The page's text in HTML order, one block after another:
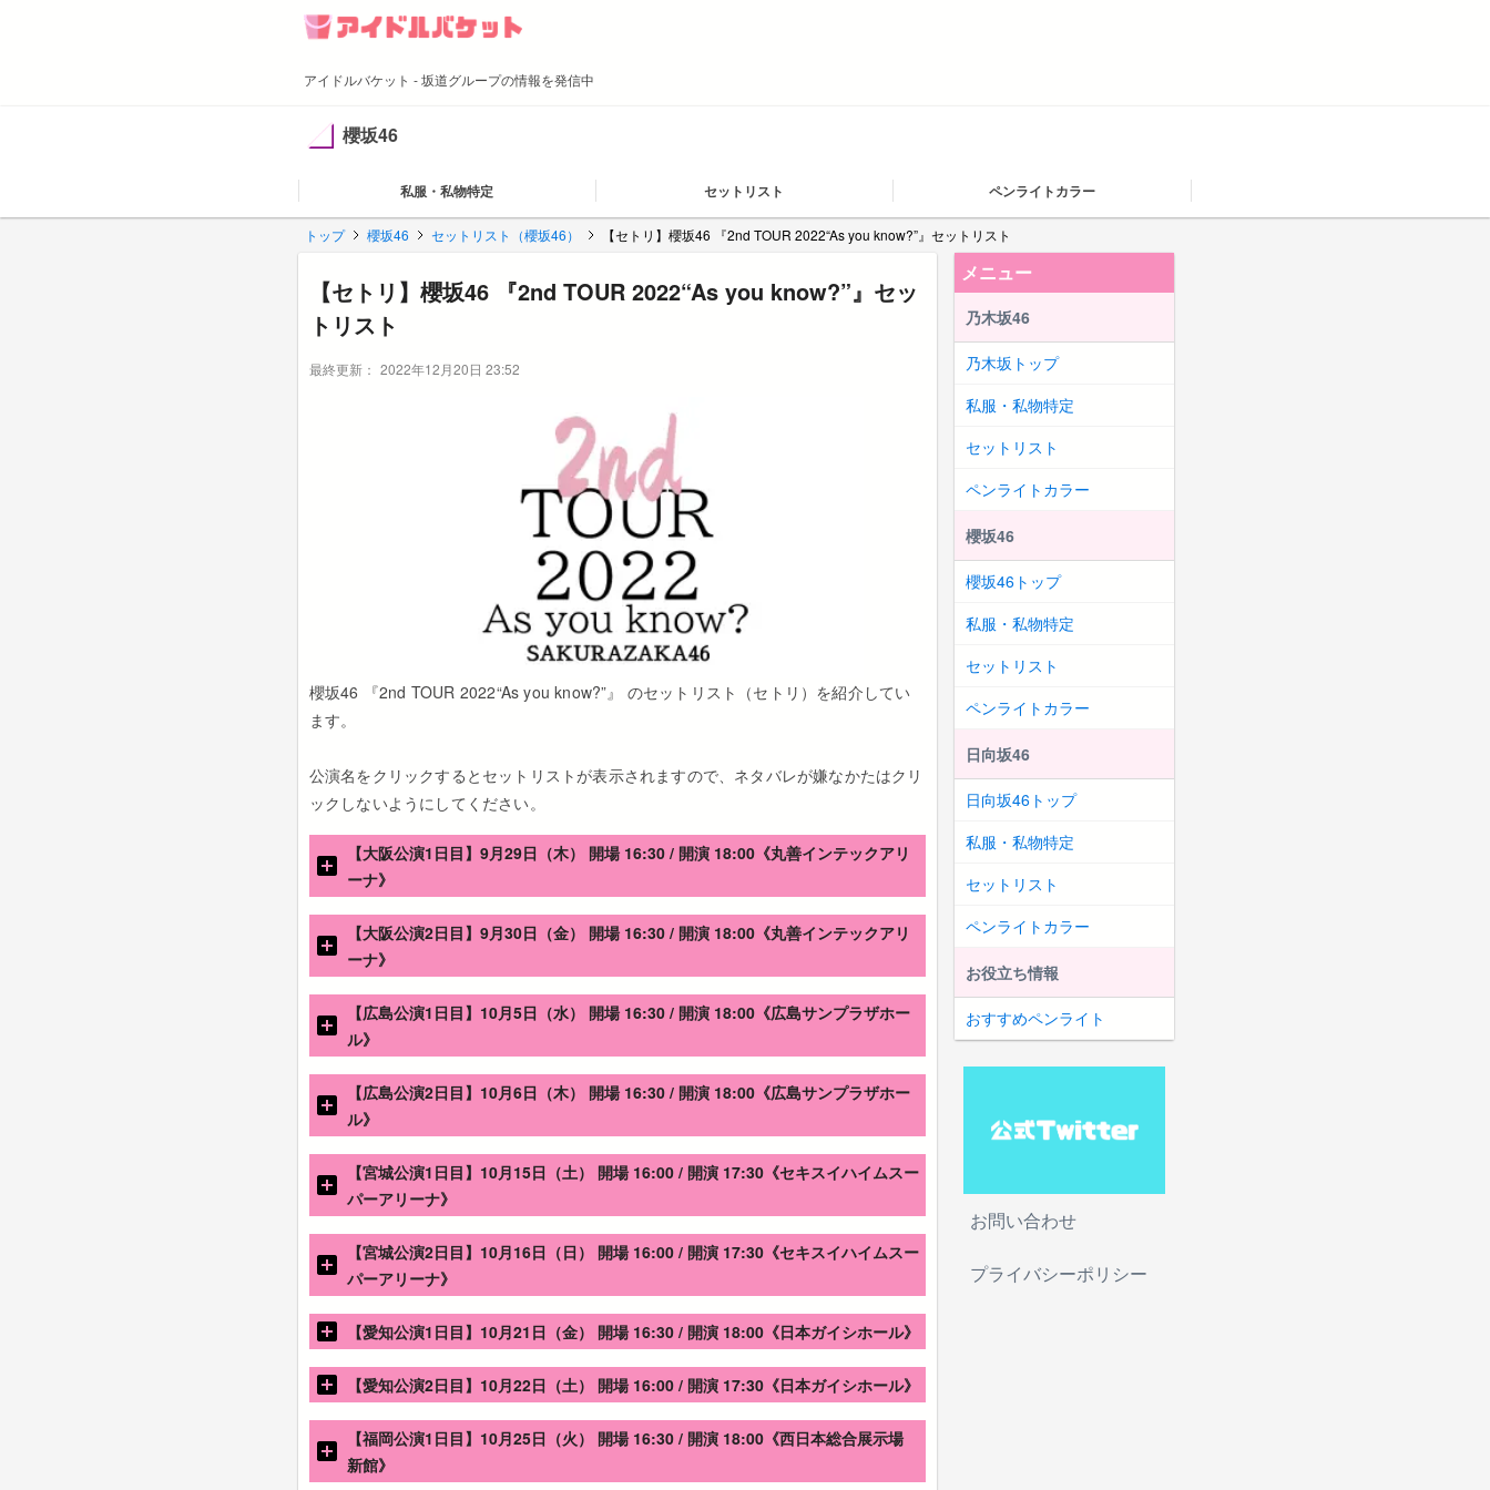
アイドルバケット - 坂道グループの情報を発信中
櫻坂46
私服・私物特定 セットリスト ペンライトカラー
トップ 櫻坂46 セットリスト（櫻坂46） 【セトリ】櫻坂46 『2nd TOUR 2022“As you know?”』セットリスト
【セトリ】櫻坂46 『2nd TOUR 2022“As you know?”』セッ
トリスト
最終更新： 2022年12月20日 23:52
櫻坂46 『2nd TOUR 2022“As you know?”』 のセットリスト（セトリ）を紹介してい
ます。
公演名をクリックするとセットリストが表示されますので、ネタバレが嫌なかたはクリ
ックしないようにしてください。
【大阪公演1日目】9月29日（木） 開場 16:30 / 開演 18:00《丸善インテックアリ
ーナ》
ダンストラック
1：条件反射で泣けて来る（センター：山﨑天）
2：BAN（センター：森田ひかる）
3：Dead end（センター：森田ひかる）
ダンストラック
4：断絶（センター：田村保乃）
5：流れ弾（センター：田村保乃）
6：
タイムマシーンでYeah!（センター：菅井友香）
One-way stairs
8：ずっと 春だったらなあ（田村保乃、井上梨名、大園玲）
9：制服の人魚（山﨑天、森田ひかる、武元唯衣、守屋麗奈）
10：五月雨よ（センター：山﨑天）
11：
なぜ 恋をして来なかったんだろう?（センター：藤吉夏鈴）
12：Nobody's fault（センター：森田ひかる）
13：I'm in（センター：土生瑞穂）
14：
Buddies（センター：山﨑天）
【大阪公演2日目】9月30日（金） 開場 16:30 / 開演 18:00《丸善インテックアリ
ーナ》
ダンストラック
1：条件反射で泣けて来る（センター：山﨑天）
2：BAN（センター：森田ひかる）
3：Dead end（センター：森田ひかる）
ダンストラック
4：断絶（センター：田村保乃）
5：流れ弾（センター：田村保乃）
MC
6：タイムマシーンでYeah!（センター：菅井友香）
7：One-way stairs（森田ひかる、藤吉夏鈴）
8：
ずっと 春だったらなあ（田村保乃、井上梨名、大園玲）
10：五月雨よ（センター：山﨑天）
11：なぜ 恋をして来なかったんだろう?
12：Nobody's fault（センター：森田ひかる）
【広島公演1日目】10月5日（水） 開場 16:30 / 開演 18:00《広島サンプラザホー
ル》
ダンストラック
1：条件反射で泣けて来る（センター：山﨑天）
2：BAN（センター：森田ひかる）
3：Dead end（センター：森田ひかる）
ダンストラック
5：流れ弾（センター：田村保乃）
MC
6：タイムマシーンでYeah!（センター：菅井友香）
7：
One-way stairs（森田ひかる、藤吉夏鈴）
8： ずっと 春だったらなあ
【広島公演2日目】10月6日（木） 開場 16:30 / 開演 18:00《広島サンプラザホー
ル》
ダンストラック
1：条件反射で泣けて来る（センター：山﨑天）
2：BAN（センター：森田ひかる）
3：Dead end（センター：森田ひかる）
ダンストラック
4：断絶（センター：田村保乃）
5：流れ弾（センター：田村保乃）
MC
【宮城公演1日目】10月15日（土） 開場 16:00 / 開演 17:30《セキスイハイムスー
パーアリーナ》
Overture
ダンストラック
1：条件反射で泣けて来る（センター：山﨑天）
2：BAN（センター：森田ひかる）
3：Dead end（センター：森田ひかる）
【宮城公演2日目】10月16日（日） 開場 16:00 / 開演 17:30《セキスイハイムスー
パーアリーナ》
Overture
【愛知公演1日目】10月21日（金） 開場 16:30 / 開演 18:00《日本ガイシホール》
【愛知公演2日目】10月22日（土） 開場 16:00 / 開演 17:30《日本ガイシホール》
【福岡公演1日目】10月25日（火） 開場 16:30 / 開演 18:00《西日本総合展示場
新館》
メニュー
乃木坂46
乃木坂トップ
私服・私物特定
セットリスト
ペンライトカラー
櫻坂46
櫻坂46トップ
私服・私物特定
セットリスト
ペンライトカラー
日向坂46
日向坂46トップ
私服・私物特定
セットリスト
ペンライトカラー
お役立ち情報
おすすめペンライト
お問い合わせ
プライバシーポリシー